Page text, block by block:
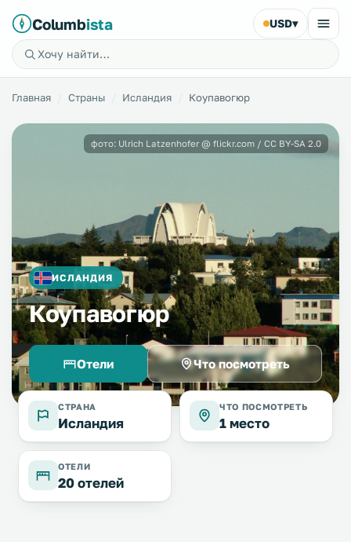
Columbista USD▾
Главная Страны Исландия Коупавогюр
ИСЛАНДИЯ
Коупавогюр
Отели Что посмотреть
фото: Ulrich Latzenhofer @ flickr.com / CC BY-SA 2.0
СТРАНА
Исландия
ЧТО ПОСМОТРЕТЬ
1 место
ОТЕЛИ
20 отелей